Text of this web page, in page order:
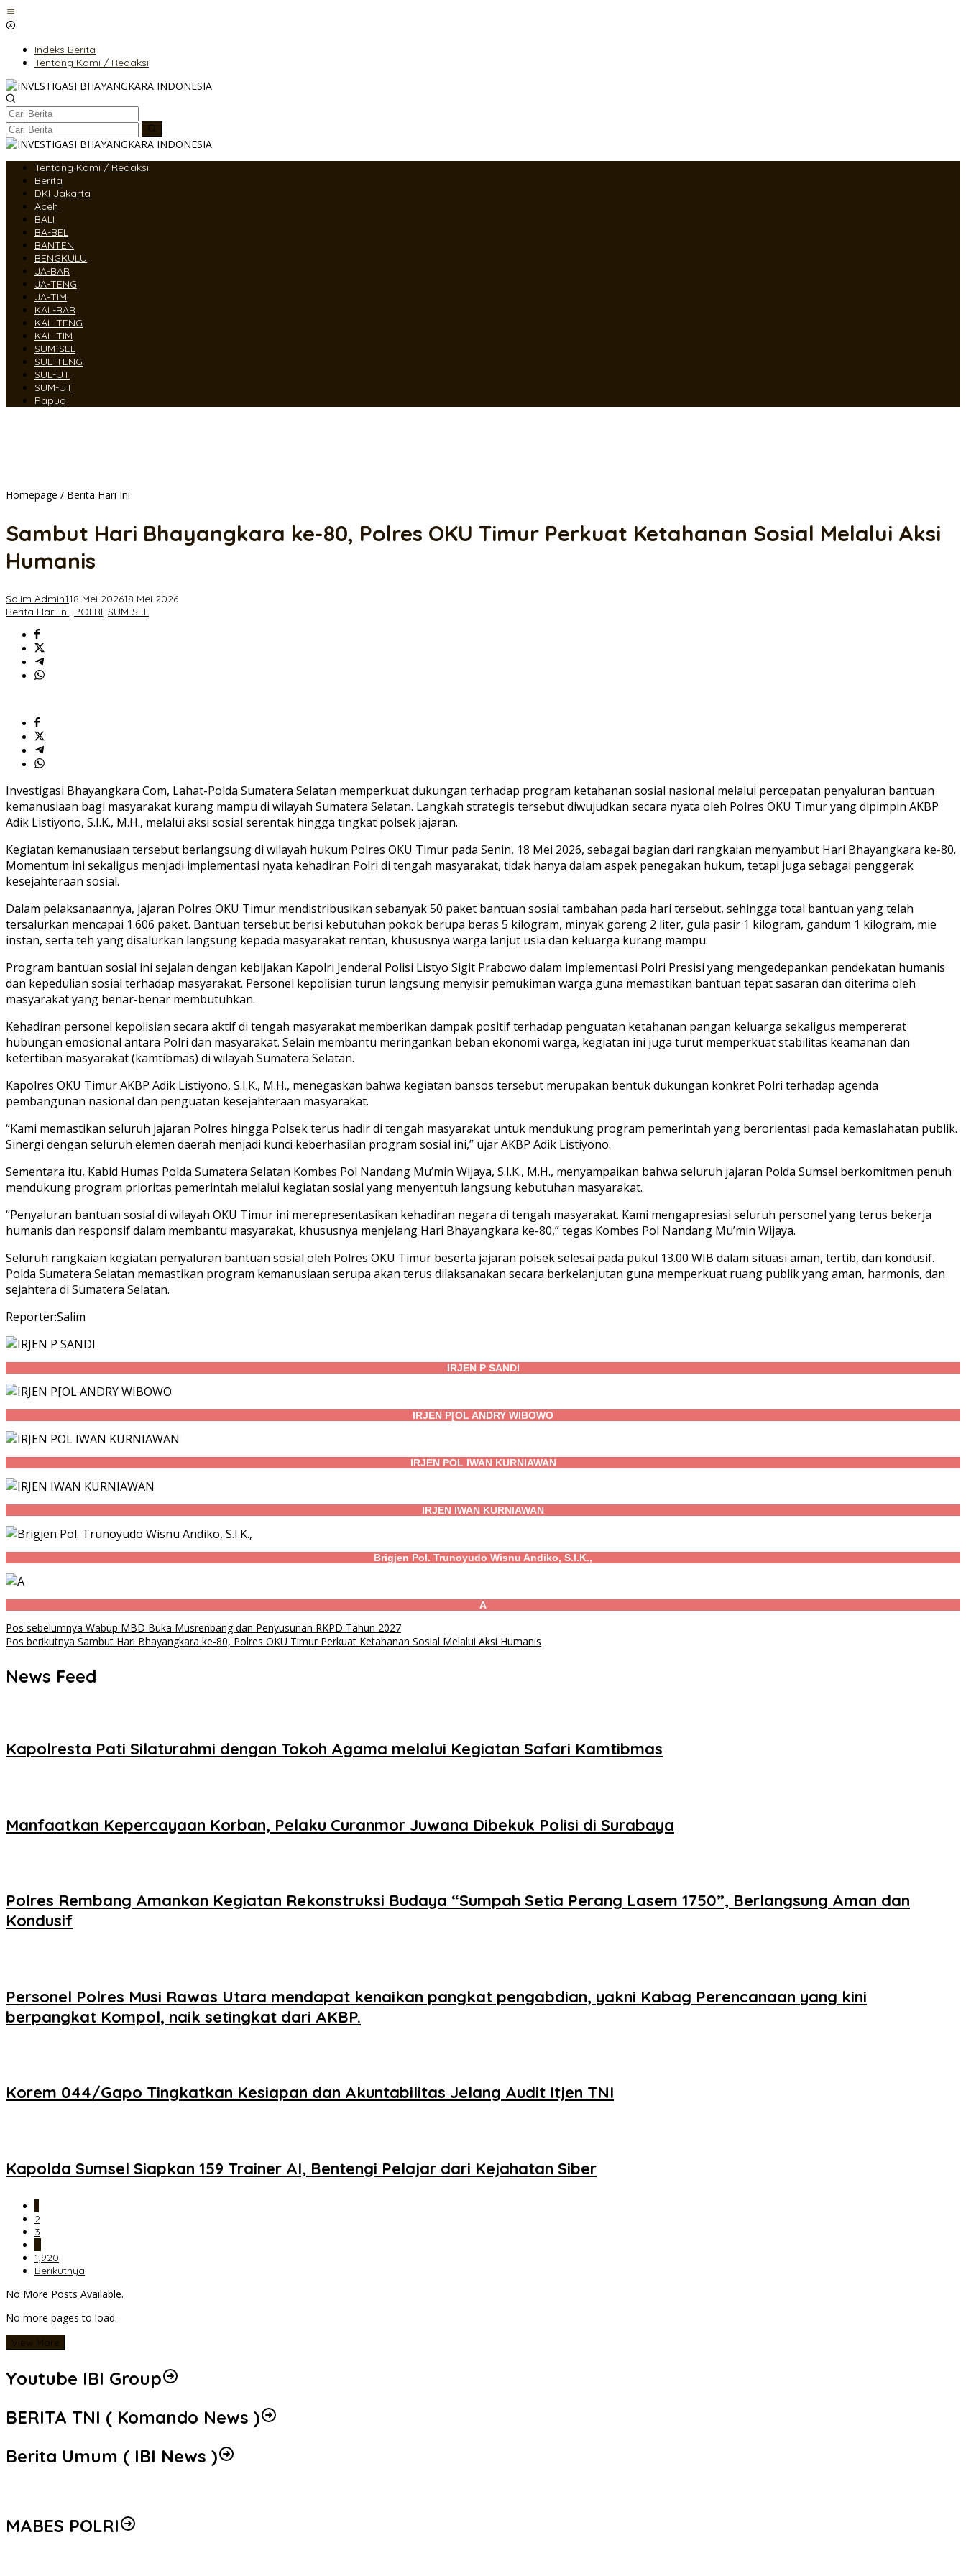
Lewati
ke
Indeks Berita
Tentang Kami / Redaksi
Tentang Kami / Redaksi
Berita
DKI Jakarta
Aceh
BALI
BA-BEL
BANTEN
BENGKULU
JA-BAR
JA-TENG
JA-TIM
KAL-BAR
KAL-TENG
KAL-TIM
SUM-SEL
SUL-TENG
SUL-UT
SUM-UT
Papua
Homepage / Berita Hari Ini
ke-
Perkuat
Ketahanan
Sambut Hari Bhayangkara ke-80, Polres OKU Timur Perkuat Ketahanan Sosial Melalui Aksi
Humanis
Salim Admin118 Mei 202618 Mei 2026
Berita Hari Ini, POLRI, SUM-SEL
Investigasi Bhayangkara Com, Lahat-Polda Sumatera Selatan memperkuat dukungan terhadap program ketahanan sosial nasional melalui percepatan penyaluran bantuan
kemanusiaan bagi masyarakat kurang mampu di wilayah Sumatera Selatan. Langkah strategis tersebut diwujudkan secara nyata oleh Polres OKU Timur yang dipimpin AKBP
Adik Listiyono, S.I.K., M.H., melalui aksi sosial serentak hingga tingkat polsek jajaran.
Kegiatan kemanusiaan tersebut berlangsung di wilayah hukum Polres OKU Timur pada Senin, 18 Mei 2026, sebagai bagian dari rangkaian menyambut Hari Bhayangkara ke-80.
Momentum ini sekaligus menjadi implementasi nyata kehadiran Polri di tengah masyarakat, tidak hanya dalam aspek penegakan hukum, tetapi juga sebagai penggerak
kesejahteraan sosial.
Dalam pelaksanaannya, jajaran Polres OKU Timur mendistribusikan sebanyak 50 paket bantuan sosial tambahan pada hari tersebut, sehingga total bantuan yang telah
tersalurkan mencapai 1.606 paket. Bantuan tersebut berisi kebutuhan pokok berupa beras 5 kilogram, minyak goreng 2 liter, gula pasir 1 kilogram, gandum 1 kilogram, mie
instan, serta teh yang disalurkan langsung kepada masyarakat rentan, khususnya warga lanjut usia dan keluarga kurang mampu.
Program bantuan sosial ini sejalan dengan kebijakan Kapolri Jenderal Polisi Listyo Sigit Prabowo dalam implementasi Polri Presisi yang mengedepankan pendekatan humanis
dan kepedulian sosial terhadap masyarakat. Personel kepolisian turun langsung menyisir pemukiman warga guna memastikan bantuan tepat sasaran dan diterima oleh
masyarakat yang benar-benar membutuhkan.
Kehadiran personel kepolisian secara aktif di tengah masyarakat memberikan dampak positif terhadap penguatan ketahanan pangan keluarga sekaligus mempererat
hubungan emosional antara Polri dan masyarakat. Selain membantu meringankan beban ekonomi warga, kegiatan ini juga turut memperkuat stabilitas keamanan dan
ketertiban masyarakat (kamtibmas) di wilayah Sumatera Selatan.
Kapolres OKU Timur AKBP Adik Listiyono, S.I.K., M.H., menegaskan bahwa kegiatan bansos tersebut merupakan bentuk dukungan konkret Polri terhadap agenda
pembangunan nasional dan penguatan kesejahteraan masyarakat.
“Kami memastikan seluruh jajaran Polres hingga Polsek terus hadir di tengah masyarakat untuk mendukung program pemerintah yang berorientasi pada kemaslahatan publik.
Sinergi dengan seluruh elemen daerah menjadi kunci keberhasilan program sosial ini,” ujar AKBP Adik Listiyono.
Sementara itu, Kabid Humas Polda Sumatera Selatan Kombes Pol Nandang Mu’min Wijaya, S.I.K., M.H., menyampaikan bahwa seluruh jajaran Polda Sumsel berkomitmen penuh
mendukung program prioritas pemerintah melalui kegiatan sosial yang menyentuh langsung kebutuhan masyarakat.
“Penyaluran bantuan sosial di wilayah OKU Timur ini merepresentasikan kehadiran negara di tengah masyarakat. Kami mengapresiasi seluruh personel yang terus bekerja
humanis dan responsif dalam membantu masyarakat, khususnya menjelang Hari Bhayangkara ke-80,” tegas Kombes Pol Nandang Mu’min Wijaya.
Seluruh rangkaian kegiatan penyaluran bantuan sosial oleh Polres OKU Timur beserta jajaran polsek selesai pada pukul 13.00 WIB dalam situasi aman, tertib, dan kondusif.
Polda Sumatera Selatan memastikan program kemanusiaan serupa akan terus dilaksanakan secara berkelanjutan guna memperkuat ruang publik yang aman, harmonis, dan
sejahtera di Sumatera Selatan.
Reporter:Salim
IRJEN P SANDI
IRJEN P[OL ANDRY WIBOWO
IRJEN POL IWAN KURNIAWAN
IRJEN IWAN KURNIAWAN
Brigjen Pol. Trunoyudo Wisnu Andiko, S.I.K.,
A
Navigasi
Pos sebelumnya Wabup MBD Buka Musrenbang dan Penyusunan RKPD Tahun 2027
Pos berikutnya Sambut Hari Bhayangkara ke-80, Polres OKU Timur Perkuat Ketahanan Sosial Melalui Aksi Humanis
News Feed
Kapolresta Pati Silaturahmi dengan Tokoh Agama melalui Kegiatan Safari Kamtibmas
Manfaatkan Kepercayaan Korban, Pelaku Curanmor Juwana Dibekuk Polisi di Surabaya
Polres Rembang Amankan Kegiatan Rekonstruksi Budaya “Sumpah Setia Perang Lasem 1750”, Berlangsung Aman dan
Kondusif
Personel Polres Musi Rawas Utara mendapat kenaikan pangkat pengabdian, yakni Kabag Perencanaan yang kini
berpangkat Kompol, naik setingkat dari AKBP.
Korem 044/Gapo Tingkatkan Kesiapan dan Akuntabilitas Jelang Audit Itjen TNI
Kapolda Sumsel Siapkan 159 Trainer AI, Bentengi Pelajar dari Kejahatan Siber
2
3
1,920
Berikutnya
No More Posts Available.
No more pages to load.
View More
Youtube IBI Group
BERITA TNI ( Komando News )
Berita Umum ( IBI News )
MABES POLRI